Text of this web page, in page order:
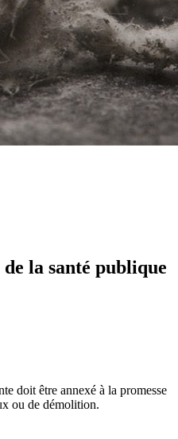
la santé publique
doit être annexé à la promesse
ou de démolition.